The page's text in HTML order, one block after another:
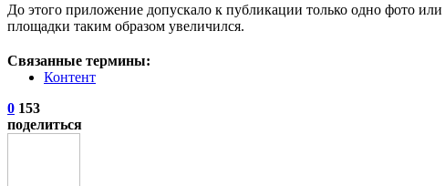
До этого приложение допускало к публикации только одно фото
площадки таким образом увеличился.
Связанные термины:
Контент
0 153
поделиться